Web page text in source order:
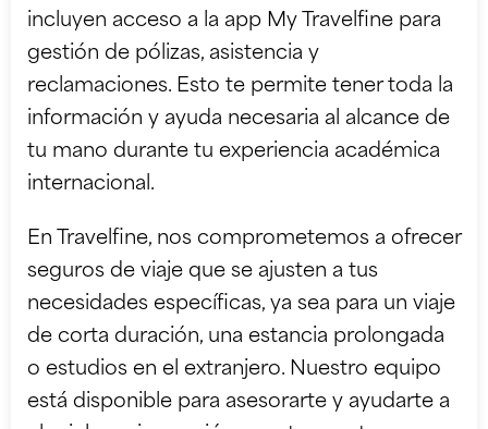
incluyen acceso a la app My Travelfine para
gestión de pólizas, asistencia y
reclamaciones. Esto te permite tener toda la
información y ayuda necesaria al alcance de
tu mano durante tu experiencia académica
internacional.
En Travelfine, nos comprometemos a ofrecer
seguros de viaje que se ajusten a tus
necesidades específicas, ya sea para un viaje
de corta duración, una estancia prolongada
o estudios en el extranjero. Nuestro equipo
está disponible para asesorarte y ayudarte a